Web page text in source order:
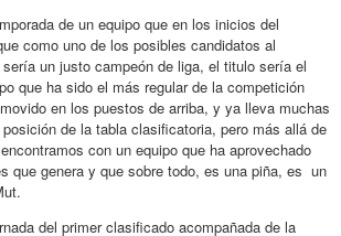
de un equipo que en los inicios del
como uno de los posibles candidatos al
un justo campeón de liga, el titulo sería el
que ha sido el más regular de la competición
en los puestos de arriba, y ya lleva muchas
de la tabla clasificatoria, pero más allá de
con un equipo que ha aprovechado
que genera y que sobre todo, es una piña, es un
del primer clasificado acompañada de la